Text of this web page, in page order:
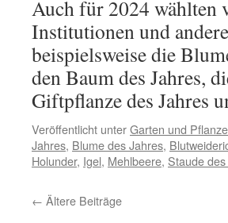
Auch für 2024 wählten
Institutionen und
beispielsweise die
den Baum des Jahres,
Giftpflanze des Jahres
Veröffentlicht unterGarten und
Jahres, Blume des Jahres,
Holunder, Igel, Mehlbeere, Staude
← Ältere Beiträge